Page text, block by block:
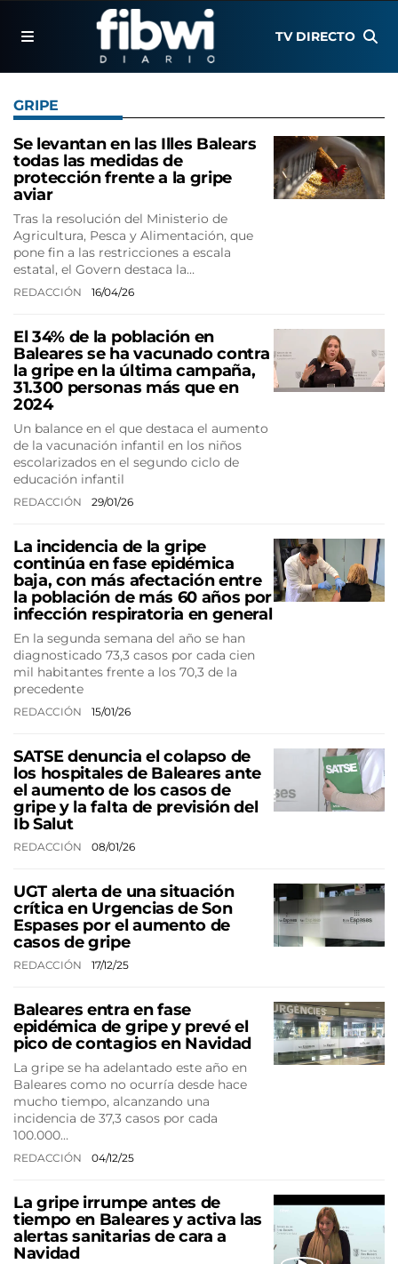
TV DIRECTO
GRIPE
Se levantan en las Illes Balears
todas las medidas de
protección frente a la gripe
aviar
Tras la resolución del Ministerio de
Agricultura, Pesca y Alimentación, que
pone fin a las restricciones a escala
estatal, el Govern destaca la…
REDACCIÓN 16/04/26
El 34% de la población en
Baleares se ha vacunado contra
la gripe en la última campaña,
31.300 personas más que en
2024
Un balance en el que destaca el aumento
de la vacunación infantil en los niños
escolarizados en el segundo ciclo de
educación infantil
REDACCIÓN 29/01/26
La incidencia de la gripe
continúa en fase epidémica
baja, con más afectación entre
la población de más 60 años por
infección respiratoria en general
En la segunda semana del año se han
diagnosticado 73,3 casos por cada cien
mil habitantes frente a los 70,3 de la
precedente
REDACCIÓN 15/01/26
SATSE denuncia el colapso de
los hospitales de Baleares ante
el aumento de los casos de
gripe y la falta de previsión del
Ib Salut
REDACCIÓN 08/01/26
UGT alerta de una situación
crítica en Urgencias de Son
Espases por el aumento de
casos de gripe
REDACCIÓN 17/12/25
Baleares entra en fase
epidémica de gripe y prevé el
pico de contagios en Navidad
La gripe se ha adelantado este año en
Baleares como no ocurría desde hace
mucho tiempo, alcanzando una
incidencia de 37,3 casos por cada
100.000…
REDACCIÓN 04/12/25
La gripe irrumpe antes de
tiempo en Baleares y activa las
alertas sanitarias de cara a
Navidad